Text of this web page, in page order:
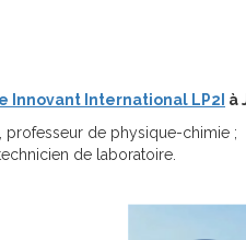
Innovant International LP2I à
, professeur de physique-chimie ;
technicien de laboratoire.